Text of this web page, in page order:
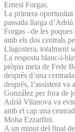
Ernest Forgas.
La primera oportunitat
passada llarga
Forgas –de les
amb els dos centrals
Llagostera, totalment
La resposta blanc-i-
pròpia meta de Fede
després d’una
després, l’assistent
González per fora de
Adrià Vilanova va
amb el cap una
Moha Ezzarfini.
A un minut del final